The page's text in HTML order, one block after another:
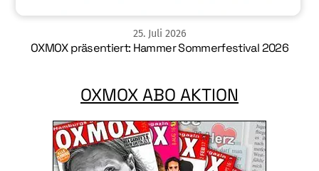
25. Juli 2026
OXMOX präsentiert: Hammer Sommerfestival 2026
OXMOX ABO AKTION